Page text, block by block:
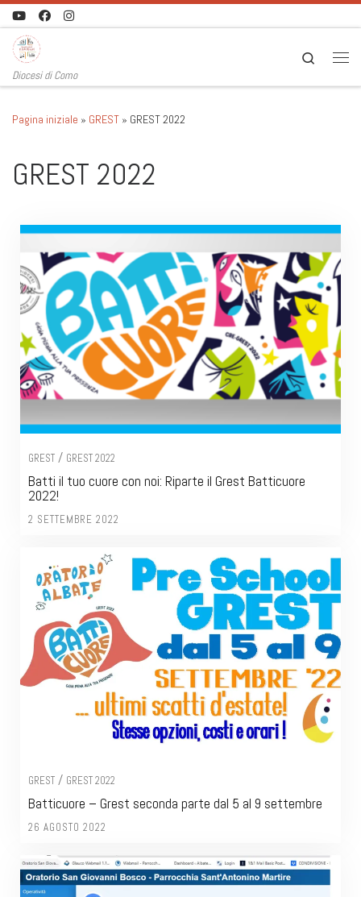
Passa al contenuto
Diocesi di Como
Search
Pagina iniziale » GREST » GREST 2022
GREST 2022
GREST / GREST 2022
Batti il tuo cuore con noi: Riparte il Grest Batticuore
2022!
2 SETTEMBRE 2022
GREST / GREST 2022
Batticuore – Grest seconda parte dal 5 al 9 settembre
26 AGOSTO 2022